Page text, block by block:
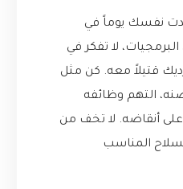
نفسك يوماً في
لا تفكر في
قتيلاً معه. كن مثل
التهم وظائفه
أنقاضه. لا تخف من
المناسب